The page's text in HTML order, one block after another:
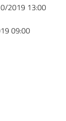
2019 13:00
09:00